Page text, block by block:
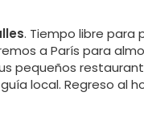
. Tiempo libre para
a París para
pequeños
local. Regreso al